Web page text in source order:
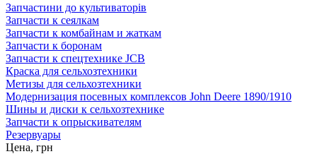
Запчастини до культиваторів
Запчасти к сеялкам
Запчасти к комбайнам и жаткам
Запчасти к боронам
Запчасти к спецтехнике JCB
Краска для сельхозтехники
Метизы для сельхозтехники
Модернизация посевных комплексов John Deere 1890/1910
Шины и диски к сельхозтехнике
Запчасти к опрыскивателям
Резервуары
Цена, грн